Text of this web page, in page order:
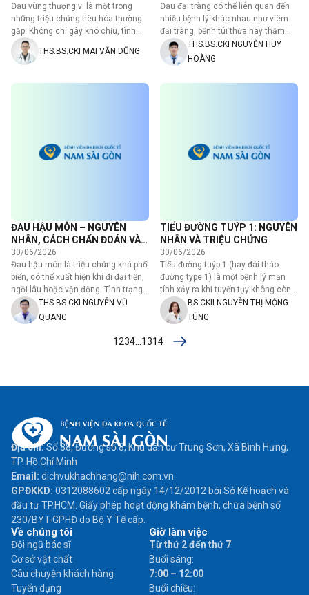
TRỊ
Đau vùng thượng vị là một trong
những triệu chứng tiêu hóa thường
gặp. Không chỉ gây khó chịu, tình
trạng này còn có thể…
THS.BS.CKI MAI VĂN DŨNG
NGỪA
Đau đại tràng có thể liên quan đến
nhiều bệnh lý khác nhau như viêm
đại tràng, bệnh túi thừa hay thậm
chí là ung…THS.BS.CKI NGUYỄN HUY
HOÀNG
ĐAU HẬU MÔN – NGUYÊN
NHÂN, CÁCH CHẨN ĐOÁN VÀ
ĐIỀU TRỊ
30/06/2026
Đau hậu môn là triệu chứng khá phổ
biến, có thể xuất hiện khi đi đại tiện,
ngồi lâu hoặc vận động. Tình trạng
này…
THS.BS.CKI NGUYỄN VŨ
QUANG
TIỂU ĐƯỜNG TUÝP 1: NGUYÊN
NHÂN VÀ TRIỆU CHỨNG
30/06/2026
Tiểu đường tuýp 1 (hay đái tháo
đường type 1) là một bệnh lý mạn
tính xảy ra khi tuyến tụy không còn
khả năng…BS.CKII NGUYỄN THỊ MỘNG
TÙNG
1234… 1314
Địa chỉ:Số 88, Đường số 8, Khu dân cư Trung Sơn, Xã Bình Hưng,
TP. Hồ Chí Minh
Email: dichvukhachhang@nih.com.vn
GPĐKKD: 0312088602 cấp ngày 14/12/2012 bởi Sở Kế hoạch và
đầu tư TP.HCM. Giấy phép hoạt động khám bệnh, chữa bệnh số
230/BYT-GPHĐ do Bộ Y Tế cấp.
Về chúng tôi
Đội ngũ bác sĩ
Cơ sở vật chất
Câu chuyện khách hàng
Tuyển dụng
Giờ làm việc
Từ thứ 2 đến thứ 7
Buổi sáng:
7:00 – 12:00
Buổi chiều: